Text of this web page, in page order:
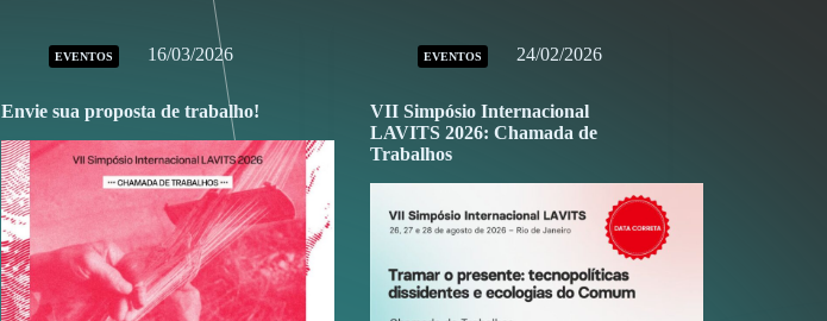
EVENTOS 16/03/2026
Envie sua proposta de trabalho!
EVENTOS 24/02/2026
VII Simpósio Internacional
LAVITS 2026: Chamada de
Trabalhos